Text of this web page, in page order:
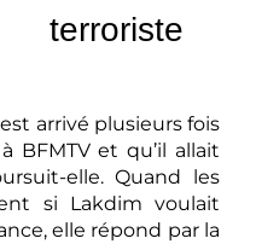
arrivé plusieurs fois
BFMTV et qu’il allait
elle. Quand les
si Lakdim voulait
elle répond par la